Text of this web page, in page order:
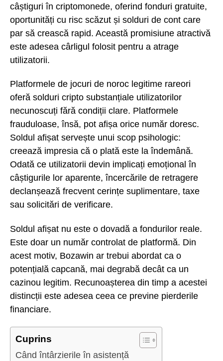
câștiguri în criptomonede, oferind fonduri gratuite,
oportunități cu risc scăzut și solduri de cont care
par să crească rapid. Această promisiune atractivă
este adesea cârligul folosit pentru a atrage
utilizatorii.
Platformele de jocuri de noroc legitime rareori
oferă solduri cripto substanțiale utilizatorilor
necunoscuți fără condiții clare. Platformele
frauduloase, însă, pot afișa orice număr doresc.
Soldul afișat servește unui scop psihologic:
creează impresia că o plată este la îndemână.
Odată ce utilizatorii devin implicați emoțional în
câștigurile lor aparente, încercările de retragere
declanșează frecvent cerințe suplimentare, taxe
sau solicitări de verificare.
Soldul afișat nu este o dovadă a fondurilor reale.
Este doar un număr controlat de platformă. Din
acest motiv, Bozawin ar trebui abordat ca o
potențială capcană, mai degrabă decât ca un
cazinou legitim. Recunoașterea din timp a acestei
distincții este adesea ceea ce previne pierderile
financiare.
Cuprins
Când întârzierile în asistență